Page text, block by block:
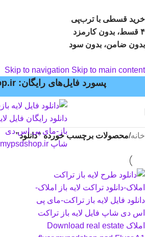
خرید قسطی با ترب‌پی
۴ قسط، بدون کارمزد
بدون ضامن، بدون سود
Skip to navigation Skip to main content
پسورد فایل‌های رایگان: mypsdshop.ir
خانه/محصولات برچسب خورده “دانلود”